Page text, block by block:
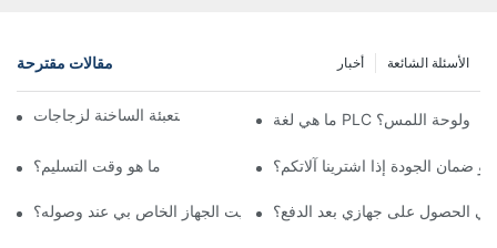
مقالات مقترحة الأسئلة الشائعة أخبار
ما هي لغة PLC ولوحة اللمس؟
ما هو وقت التسليم؟ ضمان الجودة إذا اشترينا آلاتكم؟
كيف يمكنني تثبيت الجهاز الخاص بي عند وصوله؟الحصول على جهازي بعد الدفع؟